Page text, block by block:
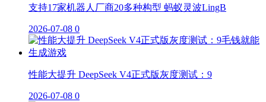
支持17家机器人厂商20多种构型 蚂蚁灵波LingB
2026-07-08 0
性能大提升 DeepSeek V4正式版灰度测试：9
2026-07-08 0